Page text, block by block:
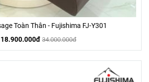
Toàn Thân - Fujishima FJ-Y301
18.900.000đ 34.000.000đ